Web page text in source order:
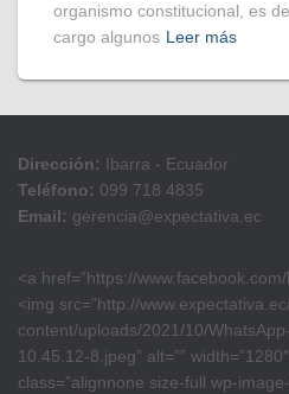
organismo constitucional, es
cargo algunos Leer más
Dirección: Ibarra - Ecuador
Teléfono: 099 718 4835
Email: gerencia@expectativa.ec
<a href=”https://
<img src=”http://
content/uploads/2021/10/
10.45.12-8.jpeg” alt=””
class=”alignnone size-full wp-